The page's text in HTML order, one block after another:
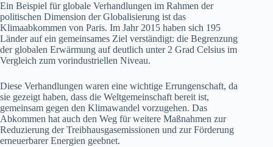
Ein Beispiel für globale Verhandlungen im Rahmen der
politischen Dimension der Globalisierung ist das
Klimaabkommen von Paris. Im Jahr 2015 haben sich 195
Länder auf ein gemeinsames Ziel verständigt: die Begrenzung
der globalen Erwärmung auf deutlich unter 2 Grad Celsius im
Vergleich zum vorindustriellen Niveau.
Diese Verhandlungen waren eine wichtige Errungenschaft, da
sie gezeigt haben, dass die Weltgemeinschaft bereit ist,
gemeinsam gegen den Klimawandel vorzugehen. Das
Abkommen hat auch den Weg für weitere Maßnahmen zur
Reduzierung der Treibhausgasemissionen und zur Förderung
erneuerbarer Energien geebnet.